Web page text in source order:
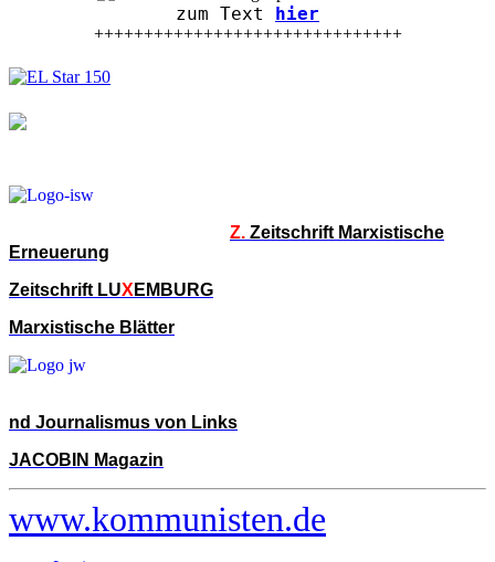
zum Text hier
+++++++++++++++++++++++++++++++
Z. Zeitschrift Marxistische
Erneuerung
Zeitschrift LUX EMBURG
Marxistische Blätter
nd Journalismus von Links
JACOBIN Magazin
www.kommunisten.de